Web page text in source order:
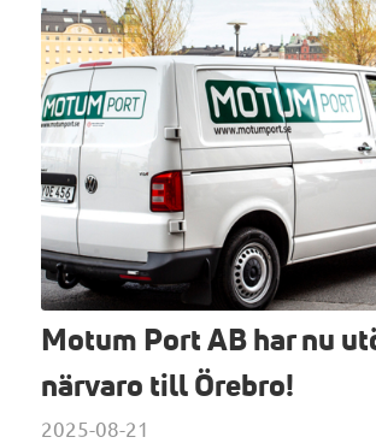
Motum Port AB har nu
närvaro till Örebro!
2025-08-21